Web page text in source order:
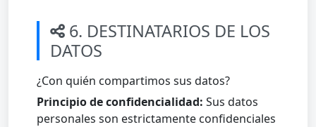
6. DESTINATARIOS DE LOS
DATOS
¿Con quién compartimos sus datos?
Principio de confidencialidad: Sus datos
personales son estrictamente confidenciales